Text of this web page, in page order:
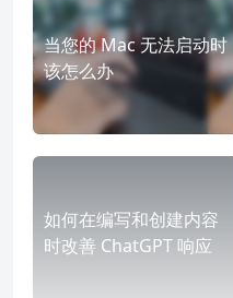
当您的 Mac 无法启动时
该怎么办
如何在编写和创建内容
时改善 ChatGPT 响应